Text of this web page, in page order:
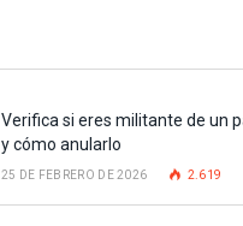
Verifica si eres militante de un
y cómo anularlo
25 DE FEBRERO DE 2026 2.619